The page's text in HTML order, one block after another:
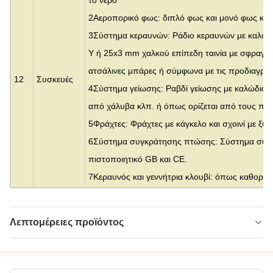
12 Συσκευές
2Αεροπορικό φως: διπλό φως και μονό φως και
3Σύστημα κεραυνών: Ράδιο κεραυνών με
Y ή 25x3 mm χαλκού επίπεδη ταινία με
ατσάλινες μπάρες ή σύμφωνα με τις
4Σύστημα γείωσης: Ραβδί γείωσης με καλώδιο
από χάλυβα κλπ. ή όπως ορίζεται από τους
5Φράχτες: Φράχτες με κάγκελο και σχοινί με
6Σύστημα συγκράτησης πτώσης: Σύστημα
πιστοποιητικό GB και CE.
7Κεραυνός και γεννήτρια κλουβί: όπως
Λεπτομέρειες προϊόντος
Height: 0-300μ.